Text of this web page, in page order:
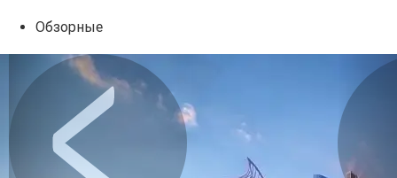
Обзорные